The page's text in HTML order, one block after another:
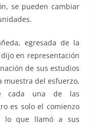
se pueden cambiar
egresada de la
en representación
de sus estudios
muestra del esfuerzo,
cada una de las
es solo el comienzo
lo que llamó a sus